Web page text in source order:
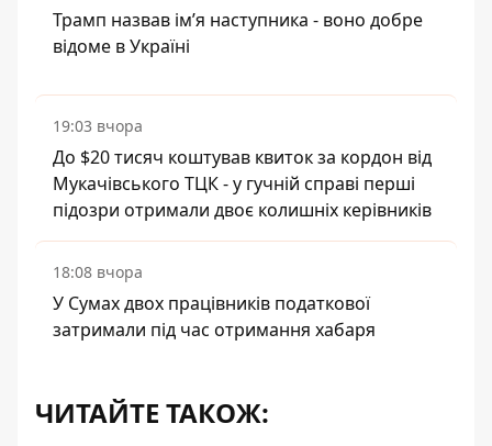
Трамп назвав імʼя наступника - воно добре
відоме в Україні
19:03 вчора
До $20 тисяч коштував квиток за кордон від
Мукачівського ТЦК - у гучній справі перші
підозри отримали двоє колишніх керівників
18:08 вчора
У Сумах двох працівників податкової
затримали під час отримання хабаря
ЧИТАЙТЕ ТАКОЖ: